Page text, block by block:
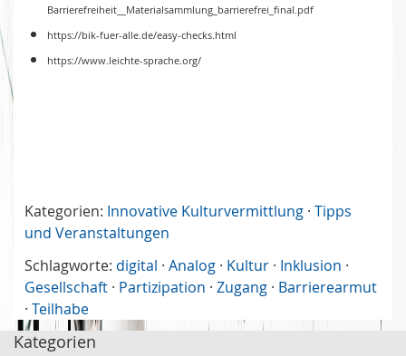
Barrierefreiheit__Materialsammlung_barrierefrei_final.pdf
https://bik-fuer-alle.de/easy-checks.html
https://www.leichte-sprache.org/
Kategorien: Innovative Kulturvermittlung · Tipps
und Veranstaltungen
Schlagworte: digital · Analog · Kultur · Inklusion ·
Gesellschaft · Partizipation · Zugang · Barrierearmut
· Teilhabe
Kategorien